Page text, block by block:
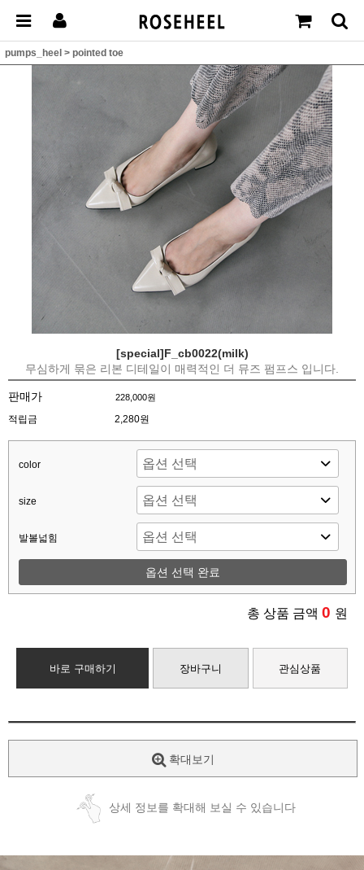
pumps_heel > pointed toe
[special]F_cb0022(milk)
무심하게 묶은 리본 디테일이 매력적인 더 뮤즈 펌프스 입니다.
판매가 228,000원
적립금 2,280원
color
size
발볼넓힘
옵션 선택 완료
총 상품 금액 0 원
바로 구매하기 장바구니 관심상품
확대보기
상세 정보를 확대해 보실 수 있습니다